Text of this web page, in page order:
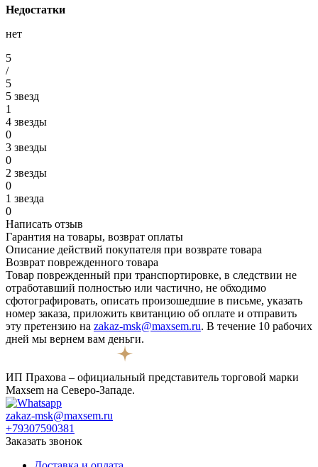
Недостатки
нет
5
/
5
5 звезд
1
4 звезды
0
3 звезды
0
2 звезды
0
1 звезда
0
Написать отзыв
Гарантия на товары, возврат оплаты
Описание действий покупателя при возврате товара
Возврат поврежденного товара
Товар поврежденный при транспортировке, в следствии не
отработавший полностью или частично, не обходимо
сфотографировать, описать произошедшие в письме, указать
номер заказа, приложить квитанцию об оплате и отправить
эту претензию на zakaz-msk@maxsem.ru. В течение 10 рабочих
дней мы вернем вам деньги.
ИП Прахова – официальный представитель торговой марки
Maxsem на Северо-Западе.
zakaz-msk@maxsem.ru
+79307590381
Заказать звонок